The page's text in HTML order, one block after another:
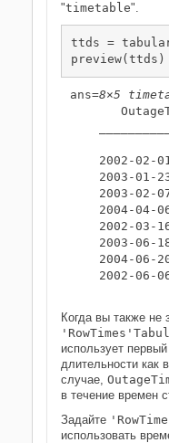
"timetable".
ttds =
preview(ttds)
ans=8×5
2002-02-
2003-01-
2003-02-
2004-04-
2002-03-
2003-06-
2004-06-
2002-06-
Когда вы также не
'RowTimes'
использует
длительности как
случае,
в течение времен
Задайте
использовать